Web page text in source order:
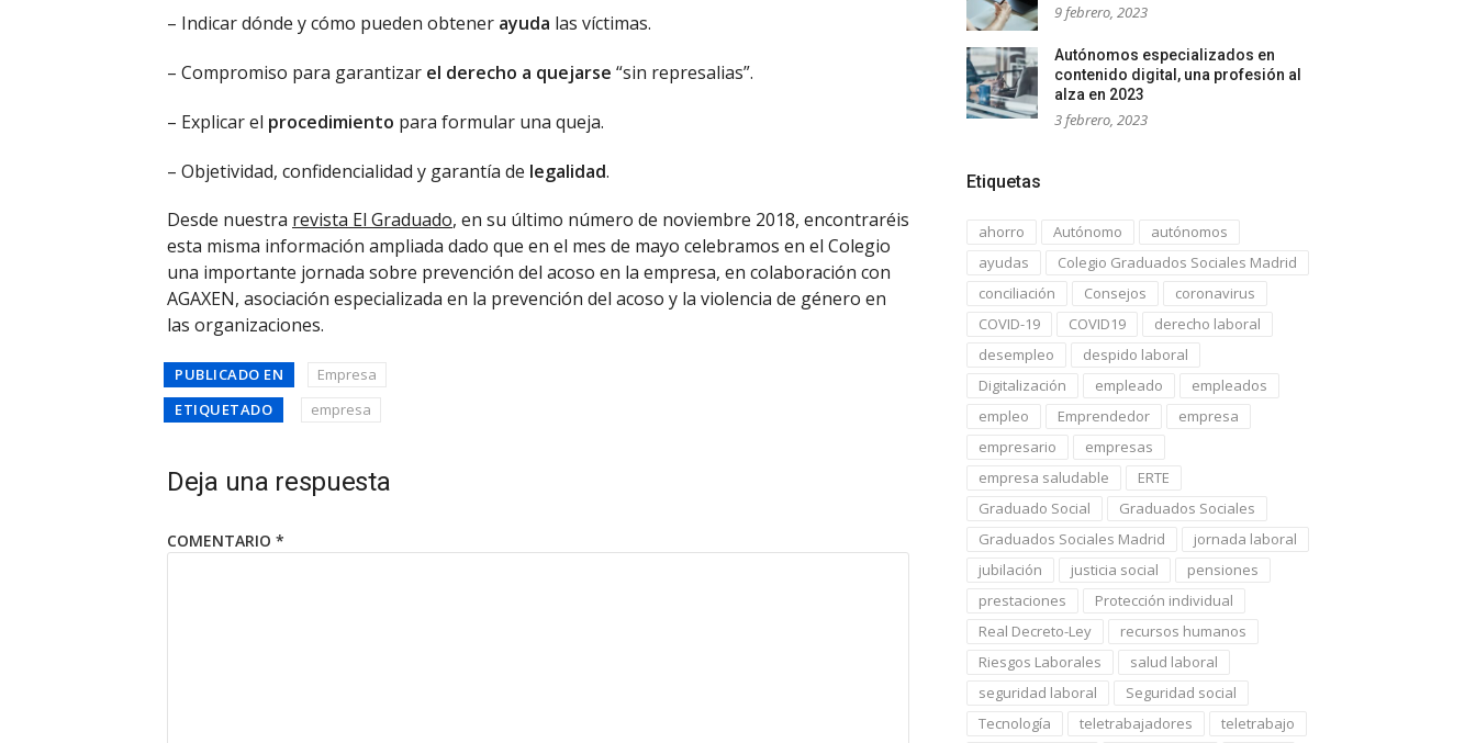
– Indicar dónde y cómo pueden obtener ayuda las víctimas.
– Compromiso para garantizar el derecho a quejarse “sin represalias”.
– Explicar el procedimiento para formular una queja.
– Objetividad, confidencialidad y garantía de legalidad.
Desde nuestra revista El Graduado, en su último número de noviembre 2018, encontraréis
esta misma información ampliada dado que en el mes de mayo celebramos en el Colegio
una importante jornada sobre prevención del acoso en la empresa, en colaboración con
AGAXEN, asociación especializada en la prevención del acoso y la violencia de género en
las organizaciones.
PUBLICADO EN
Empresa
ETIQUETADO
empresa
Deja una respuesta
COMENTARIO *
9 febrero, 2023
Autónomos especializados en
contenido digital, una profesión al
alza en 2023
3 febrero, 2023
Etiquetas
ahorro Autónomo
autónomos
ayudas
Colegio Graduados Sociales Madrid
conciliación
Consejos
coronavirus
COVID-19
COVID19
derecho laboral
desempleo
despido laboral
Digitalización
empleado
empleados
empleo
Emprendedor
empresa
empresario
empresas
empresa saludable
ERTE
Graduado Social
Graduados Sociales
Graduados Sociales Madrid
jornada laboral
jubilación
justicia social
pensiones
prestaciones
Protección individual
Real Decreto-Ley
recursos humanos
Riesgos Laborales
salud laboral
seguridad laboral
Seguridad social
Tecnología
teletrabajadores
teletrabajo